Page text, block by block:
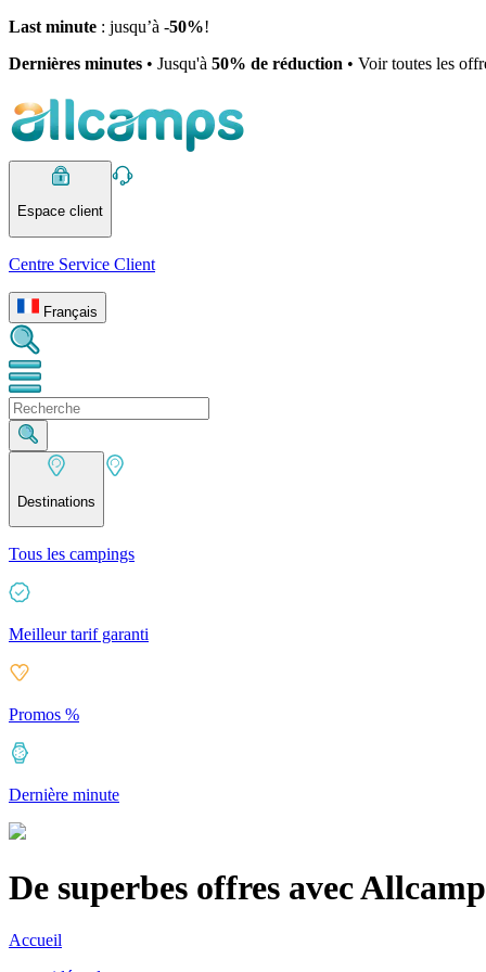
Last minute : jusqu’à -50%!
Dernières minutes • Jusqu'à 50% de réduction • Voir toutes les
Espace client
Centre Service Client
Français
Destinations
Tous les campings
Meilleur tarif garanti
Promos %
Dernière minute
De superbes offres avec
Accueil